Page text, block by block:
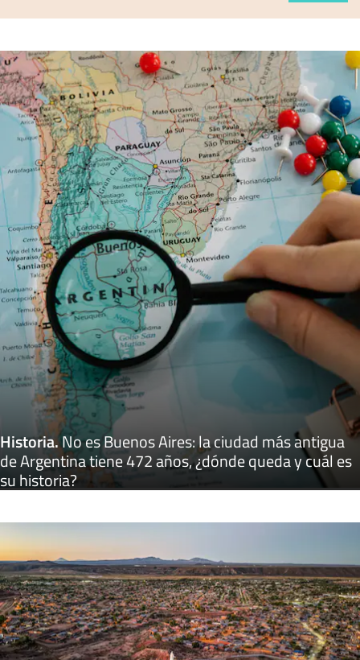
Historia.No es Buenos Aires: la ciudad más antigua
de Argentina tiene 472 años, ¿dónde queda y cuál es
su historia?